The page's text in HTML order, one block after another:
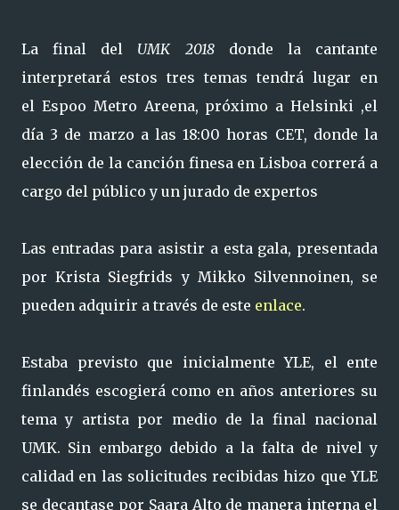
La final del UMK 2018donde la cantante
interpretará estos tres temas tendrá lugar en
el Espoo Metro Areena, próximo a Helsinki ,el
día 3 de marzo a las 18:00 horas CET, donde la
elección de la canción finesa en Lisboa correrá a
cargo del público y un jurado de expertos
Las entradas para asistir a esta gala, presentada
porKrista Siegfrids y Mikko Silvennoinen, se
pueden adquirir a través de este enlace.
Estaba previsto que inicialmente YLE, el ente
finlandés escogierá como en años anteriores su
tema y artista por medio de la final nacional
UMK. Sin embargo debido a la falta de nivel y
calidad en las solicitudes recibidas hizo que YLE
se decantase por Saara Alto de manera interna el